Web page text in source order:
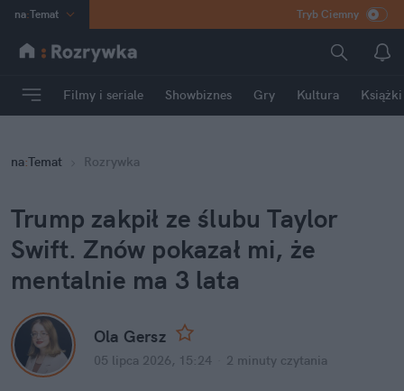
na:Temat
INN Poland
mama
Rozrywka
Tryb Ciemny
Filmy i seriale Showbiznes Gry Kultura Książki
na:Temat Rozrywka
Trump zakpił ze ślubu Taylor
Swift. Znów pokazał mi, że
mentalnie ma 3 lata
Ola Gersz
05 lipca 2026, 15:24 2 minuty czytania